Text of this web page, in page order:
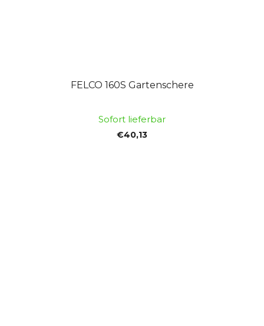
FELCO 160S Gartenschere
Sofort lieferbar
€40,13